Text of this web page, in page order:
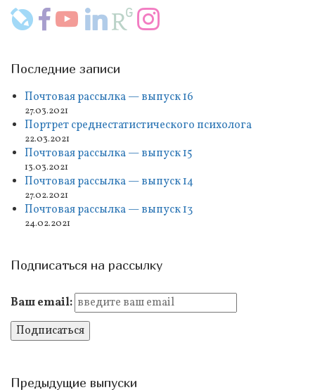
Последние записи
Почтовая рассылка — выпуск 16
27.03.2021
Портрет среднестатистического психолога
22.03.2021
Почтовая рассылка — выпуск 15
13.03.2021
Почтовая рассылка — выпуск 14
27.02.2021
Почтовая рассылка — выпуск 13
24.02.2021
Подписаться на рассылку
Ваш email:
Предыдущие выпуски